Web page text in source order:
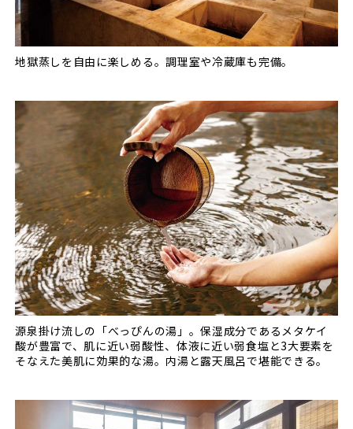
地獄蒸しを自由に楽しめる。調理室や冷蔵庫も完備。
源泉掛け流しの「べっぴんの湯」。保湿成分であるメタケイ
酸が豊富で、肌に近い弱酸性、体液に近い弱食塩と3大要素を
そなえた美肌に効果的な湯。内湯と露天風呂で堪能できる。